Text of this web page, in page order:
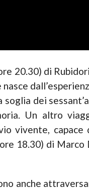
20.30) di
dei
Un altro
vivente, capace
18.30) di Marco
anche